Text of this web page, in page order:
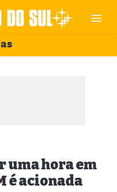
uma hora em
é acionada